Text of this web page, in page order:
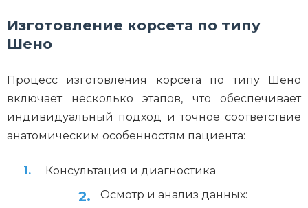
Изготовление корсета по типу
Шено
Процесс изготовления корсета по типу Шено
включает несколько этапов, что обеспечивает
индивидуальный подход и точное соответствие
анатомическим особенностям пациента:
Консультация и диагностика
Осмотр и анализ данных: